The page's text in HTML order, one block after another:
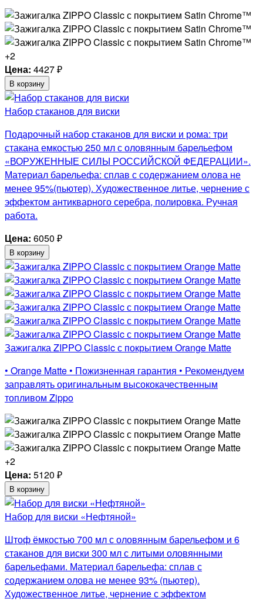
+2
Цена: 4427₽
В корзину
Набор стаканов для виски
Подарочный набор стаканов для виски и рома: три
стакана емкостью 250 мл с оловянным барельефом
«ВОРУЖЕННЫЕ СИЛЫ РОССИЙСКОЙ ФЕДЕРАЦИИ».
Материал барельефа: сплав с содержанием олова не
менее 95%(пьютер). Художественное литье, чернение с
эффектом антикварного серебра, полировка. Ручная
работа.
Цена: 6050 ₽
В корзину
Зажигалка ZIPPO Classic с покрытием Orange Matte
• Orange Matte • Пожизненная гарантия • Рекомендуем
заправлять оригинальным высококачественным
топливом Zippo
+2
Цена: 5120 ₽
В корзину
Набор для виски «Нефтяной»
Штоф ёмкостью 700 мл с оловянным барельефом и 6
стаканов для виски 300 мл с литыми оловянными
барельефами. Материал барельефа: сплав с
содержанием олова не менее 93% (пьютер).
Художественное литье, чернение с эффектом